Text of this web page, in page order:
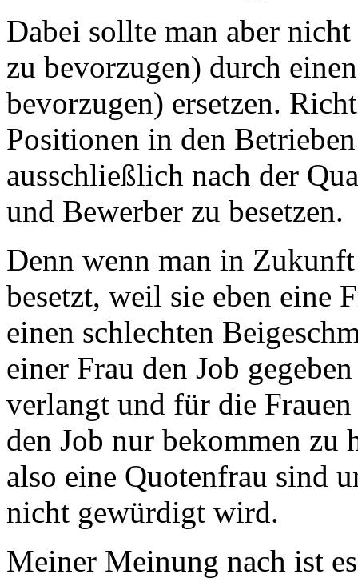
Dabei sollte man aber
zu bevorzugen) durch
bevorzugen) ersetzen.
Positionen in den
ausschließlich nach der
und Bewerber zu besetzen.
Denn wenn man in
besetzt, weil sie eben eine
einen schlechten
einer Frau den Job
verlangt und für die
den Job nur bekommen zu
also eine Quotenfrau sind
nicht gewürdigt wird.
Meiner Meinung nach ist